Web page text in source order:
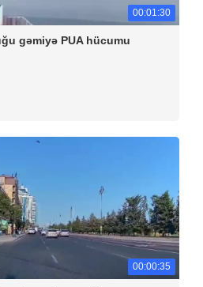
00:01:30
gəmiyə PUA hücumu
00:00:35